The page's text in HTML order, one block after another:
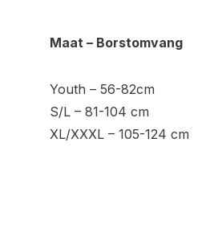
Maat – Borstomvang
Youth – 56-82cm
S/L – 81-104 cm
XL/XXXL – 105-124 cm